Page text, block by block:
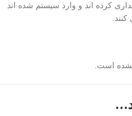
است.
کرده اند و وارد سیستم شده اند